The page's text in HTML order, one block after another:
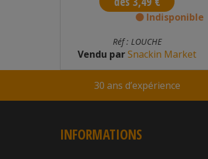
Indisponible
Réf : LOUCHE
Vendu parSnackin Market
30 ans d’expérience
INFORMATIONS